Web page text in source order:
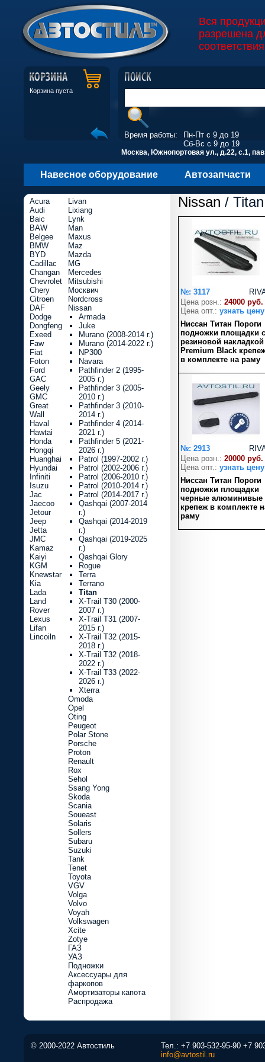
Вся
разрешена
Корзина пуста
Время работы:
Пн-Пт с 9 до 19
Сб-Вс с 9 до 19
Москва, Южнопортовая ул., д.22, с.1,
Навесное оборудование Автозапчасти
Nissan / Titan
№: 3117
Цена розн.: 24000 руб.
Цена опт.: узнать цену
Ниссан Титан Пороги
подножки площадки с
резиновой накладкой
Premium Black
в комплекте на раму
№: 2913
Цена розн.: 20000 руб.
Цена опт.: узнать цену
Ниссан Титан Пороги
подножки площадки
черные алюминивые
крепеж в комплекте
раму
Acura
Audi
Baic
BAW
Belgee
BMW
BYD
Cadillac
Changan
Chevrolet
Chery
Citroen
DAF
Dodge
Dongfeng
Exeed
Faw
Fiat
Foton
Ford
GAC
Geely
GMC
Great
Wall
Haval
Hawtai
Honda
Hongqi
Huanghai
Hyundai
Infiniti
Isuzu
Jac
Jaecoo
Jetour
Jeep
Jetta
JMC
Kamaz
Kaiyi
KGM
Knewstar
Kia
Lada
Land
Rover
Lexus
Lifan
Lincoiln
Livan
Lixiang
Lynk
Man
Maxus
Maz
Mazda
MG
Mercedes
Mitsubishi
Москвич
Nordcross
Nissan
Armada
Juke
Murano (2008-2014 г.)
Murano (2014-2022 г.)
NP300
Navara
Pathfinder 2 (1995-
2005 г.)
Pathfinder 3 (2005-
2010 г.)
Pathfinder 3 (2010-
2014 г.)
Pathfinder 4 (2014-
2021 г.)
Pathfinder 5 (2021-
2026 г.)
Patrol (1997-2002 г.)
Patrol (2002-2006 г.)
Patrol (2006-2010 г.)
Patrol (2010-2014 г.)
Patrol (2014-2017 г.)
Qashqai (2007-2014
г.)
Qashqai (2014-2019
г.)
Qashqai (2019-2025
г.)
Qashqai Glory
Rogue
Terra
Terrano
Titan
X-Trail T30 (2000-
2007 г.)
X-Trail T31 (2007-
2015 г.)
X-Trail T32 (2015-
2018 г.)
X-Trail T32 (2018-
2022 г.)
X-Trail T33 (2022-
2026 г.)
Xterra
Omoda
Opel
Oting
Peugeot
Polar Stone
Porsche
Proton
Renault
Rox
Sehol
Ssang Yong
Skoda
Scania
Soueast
Solaris
Sollers
Subaru
Suzuki
Tank
Tenet
Toyota
VGV
Volga
Volvo
Voyah
Volkswagen
Xcite
Zotye
ГАЗ
УАЗ
Подножки
Аксессуары для
фаркопов
Амортизаторы капота
Распродажа
© 2000-2022 Автостиль Тел.: +7 903-532-95-90 +7
info@avtostil.ru